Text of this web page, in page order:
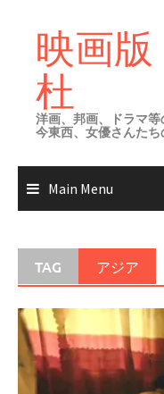
content映画
杜
洋画、邦画、ドラマ
今東西、女優さんた
Main Menu
TAG アジア